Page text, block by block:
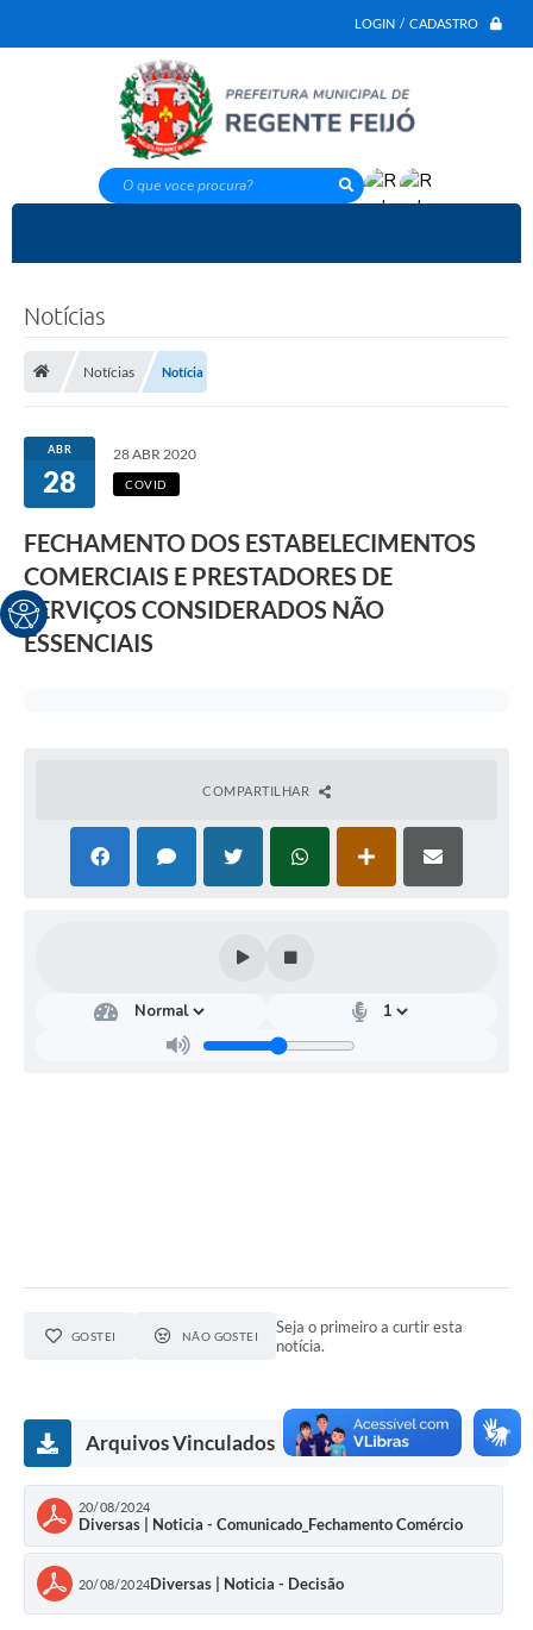
LOGIN / CADASTRO
O que voce procura?
Notícias
Notícias Notícia
ABR
28
28 ABR 2020
COVID
FECHAMENTO DOS ESTABELECIMENTOS
COMERCIAIS E PRESTADORES DE
SERVIÇOS CONSIDERADOS NÃO
ESSENCIAIS
COMPARTILHAR
GOSTEI NÃO GOSTEI
Seja o primeiro a curtir esta
notícia.
Arquivos Vinculados
20/08/2024
Diversas | Noticia - Comunicado_Fechamento Comércio
20/08/2024Diversas | Noticia - Decisão